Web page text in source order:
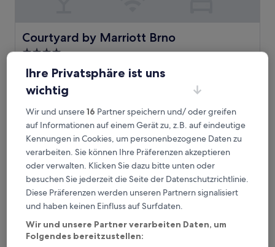
Courtyard by Marriott Brno
Courtyard by Marriott Brno
4.0-
Sterne-
Unterkunft
Brno-střed, 1,7 km von Bahnhof Brno-Horni Herspice
entfernt
9.4
10,
Außergewöhnlich,
(409
Bewertungen)
9,4/10 Außergewöhnlich
Der
Preis
beträgt
89 €
89 €
inkl. Steuern & Gebühren
9. Aug.–10. Aug.
Grandezza Hotel Luxury Palace
Ihre Privatsphäre ist uns
wichtig
Wir und unsere16 Partner speichern und/ oder greifen
auf Informationen auf einem Gerät zu, z.B. auf eindeutige
Kennungen in Cookies, um personenbezogene Daten zu
verarbeiten. Sie können Ihre Präferenzen akzeptieren
oder verwalten. Klicken Sie dazu bitte unten oder
besuchen Sie jederzeit die Seite der Datenschutzrichtlinie.
Diese Präferenzen werden unseren Partnern signalisiert
und haben keinen Einfluss auf Surfdaten.
Wir und unsere Partner verarbeiten Daten, um
Folgendes bereitzustellen: